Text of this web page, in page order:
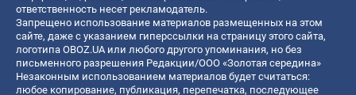
ответственность несет рекламодатель.
Запрещено использование материалов размещенных на этом
сайте, даже с указанием гиперссылки на страницу этого сайта,
логотипа OBOZ.UA или любого другого упоминания, но без
письменного разрешения Редакции/ООО «Золотая середина»
Незаконным использованием материалов будет считаться:
любое копирование, публикация, перепечатка, последующее